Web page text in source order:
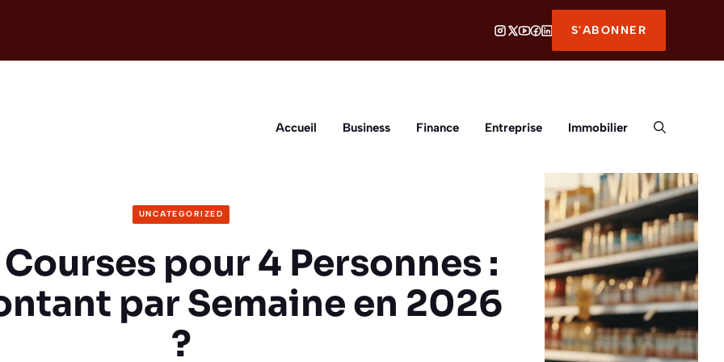
S'ABONNER
Accueil Business Finance Entreprise Immobilier
UNCATEGORIZED
pour 4 Personnes :
par Semaine en 2026
?